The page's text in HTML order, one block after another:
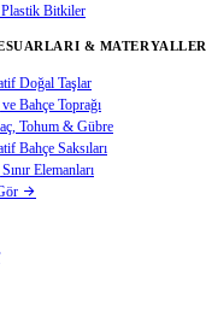
Bitkiler
& MATERYALLER
Doğal Taşlar
Bahçe Toprağı
Tohum & Gübre
Bahçe Saksıları
Elemanları